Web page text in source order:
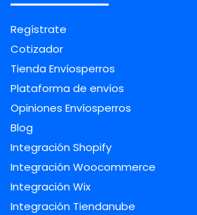
Regístrate
Cotizador
Tienda Envíosperros
Plataforma de envíos
Opiniones Envíosperros
Blog
Integración Shopify
Integración Woocommerce
Integración Wix
Integración Tiendanube